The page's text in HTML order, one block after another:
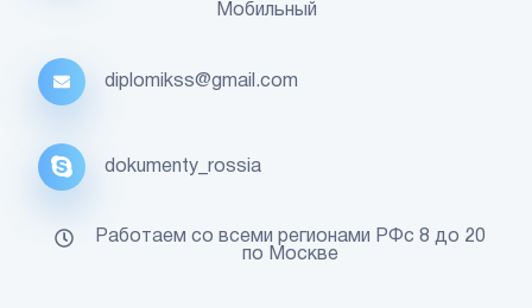
Мобильный
diplomikss@gmail.com
dokumenty_rossia
Работаем со всеми регионами РФс 8 до 20
по Москве